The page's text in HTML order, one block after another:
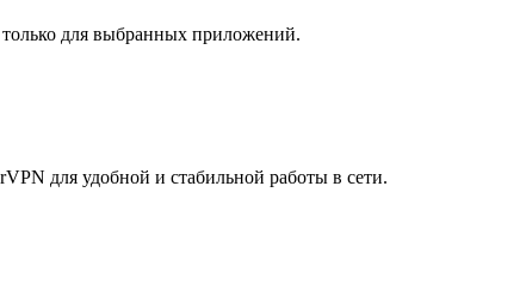
для выбранных приложений.
для удобной и стабильной работы в сети.